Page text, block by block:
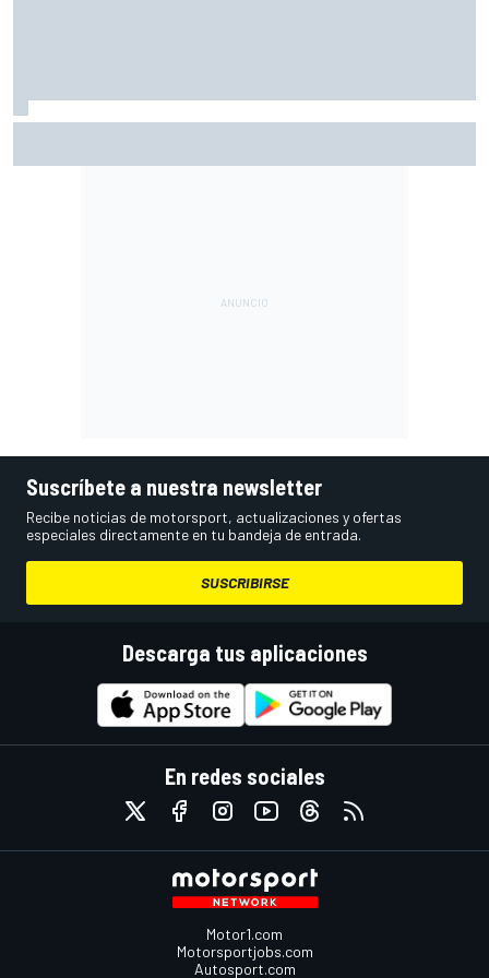
Suscríbete a nuestra newsletter
Recibe noticias de motorsport, actualizaciones y ofertas
especiales directamente en tu bandeja de entrada.
SUSCRIBIRSE
Descarga tus aplicaciones
En redes sociales
Motor1.com
Motorsportjobs.com
Autosport.com